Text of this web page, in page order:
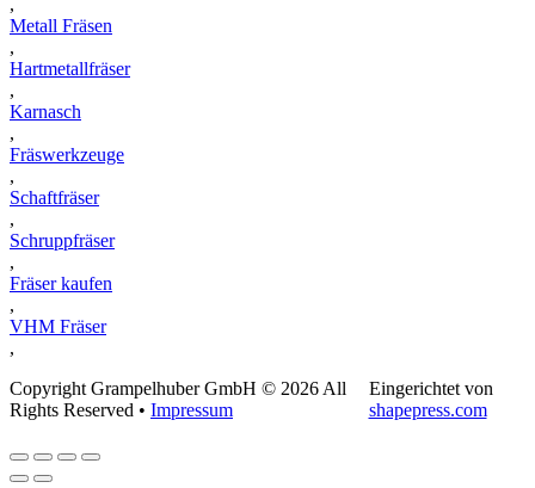
,
Metall Fräsen
,
Hartmetallfräser
,
Karnasch
,
Fräswerkzeuge
,
Schaftfräser
,
Schruppfräser
,
Fräser kaufen
,
VHM Fräser
,
Copyright Grampelhuber GmbH © 2026 All
Rights Reserved • Impressum
Eingerichtet von
shapepress.com